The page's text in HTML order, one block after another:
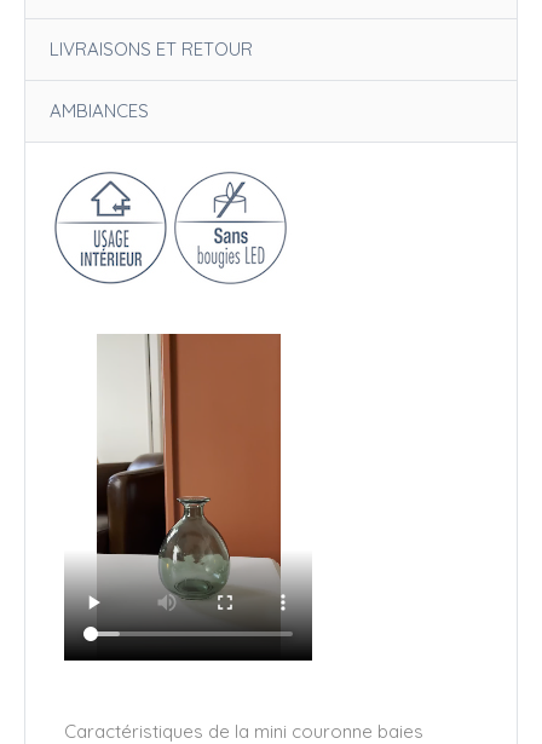
LIVRAISONS ET RETOUR
AMBIANCES
Caractéristiques de la mini couronne baies